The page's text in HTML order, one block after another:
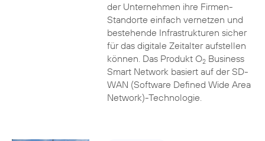
der Unternehmen ihre Firmen-
Standorte einfach vernetzen und
bestehende Infrastrukturen sicher
für das digitale Zeitalter aufstellen
können. Das Produkt O2Business
Smart Network basiert auf der SD-
WAN (Software Defined Wide Area
Network)-Technologie.